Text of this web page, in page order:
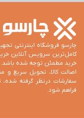
چارسو فروشگاه اینترنتی
کامل‌ترین سرویس آنلاین
اصالت کالا، تحویل سریع و
سفارشات درنظر گرفته شده،
فراهم شود.